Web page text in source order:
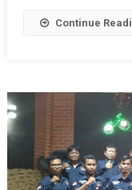
Continue